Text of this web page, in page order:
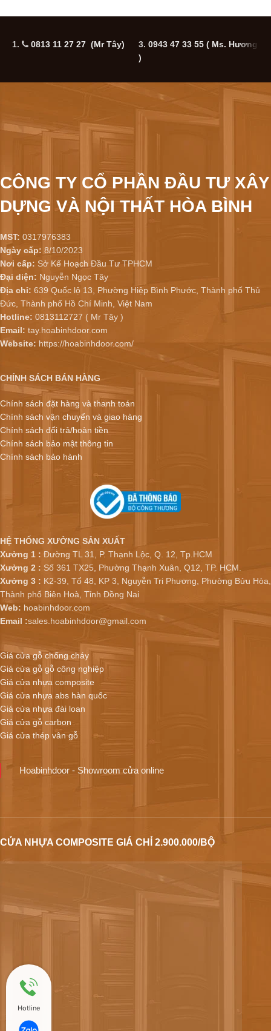
1. 0813 11 27 27 (Mr Tây) 3. 0943 47 33 55 ( Ms. Hương
)
CÔNG TY CỔ PHẦN ĐẦU TƯ XÂY
DỰNG VÀ NỘI THẤT HÒA BÌNH
MST: 0317976383
Ngày cấp: 8/10/2023
Nơi cấp: Sở Kế Hoạch Đầu Tư TPHCM
Đại diện: Nguyễn Ngọc Tây
Địa chỉ: 639 Quốc lộ 13, Phường Hiệp Bình Phước, Thành phố Thủ
Đức, Thành phố Hồ Chí Minh, Việt Nam
Hotline: 0813112727 ( Mr Tây )
Email: tay.hoabinhdoor.com
Website: https://hoabinhdoor.com/
CHÍNH SÁCH BÁN HÀNG
Chính sách đặt hàng và thanh toán
Chính sách vận chuyển và giao hàng
Chính sách đổi trả/hoàn tiền
Chính sách bảo mật thông tin
Chính sách bảo hành
HỆ THỐNG XƯỞNG SẢN XUẤT
Xưởng 1 : Đường TL 31, P. Thạnh Lộc, Q. 12, Tp.HCM
Xưởng 2 : Số 361 TX25, Phường Thạnh Xuân, Q12, TP. HCM.
Xưởng 3 : K2-39, Tổ 48, KP 3, Nguyễn Tri Phương, Phường Bửu Hòa,
Thành phố Biên Hoà, Tỉnh Đồng Nai
Web: hoabinhdoor.com
Email :sales.hoabinhdoor@gmail.com
Giá cửa gỗ chống cháy
Giá cửa gỗ gỗ công nghiệp
Giá cửa nhựa composite
Giá cửa nhựa abs hàn quốc
Giá cửa nhựa đài loan
Giá cửa gỗ carbon
Giá cửa thép vân gỗ
Hoabinhdoor - Showroom cửa online
CỬA NHỰA COMPOSITE GIÁ CHỈ 2.900.000/BỘ
Hotline